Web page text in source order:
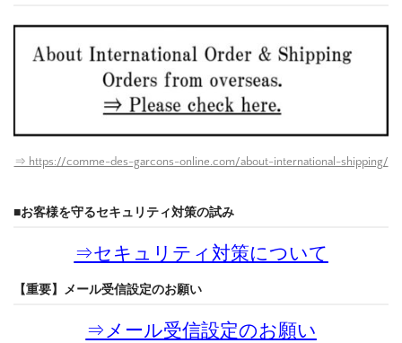
⇒ https://comme-des-garcons-online.com/about-international-shipping/
■お客様を守るセキュリティ対策の試み
⇒セキュリティ対策について
【重要】メール受信設定のお願い
⇒ メール受信設定のお願い